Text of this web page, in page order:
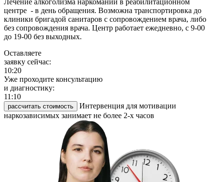
Лечение алкоголизма наркомании в реабилитационном
центре - в день обращения. Возможна транспортировка до
клиники бригадой санитаров с сопровождением врача, либо
без сопровождения врача. Центр работает ежедневно, с 9-00
до 19-00 без выходных.
Оставляете
заявку сейчас:
10:20
Уже проходите консультацию
и диагностику:
11:10
рассчитать стоимость
Интервенция для мотивации
наркозависимых занимает не более 2-х часов